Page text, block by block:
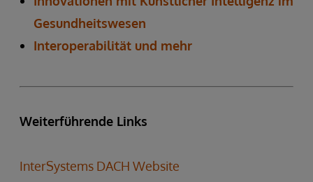
Gesundheitswesen
Interoperabilität und mehr
Weiterführende Links
InterSystems DACH Website